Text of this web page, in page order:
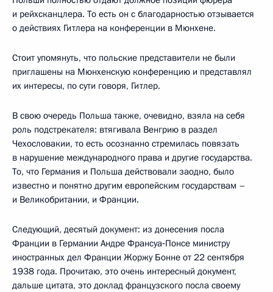
и рейхсканцлера. То есть он с благодарностью отзывается
о действиях Гитлера на конференции в Мюнхене.
Стоит упомянуть, что польские представители не были
приглашены на Мюнхенскую конференцию и представлял
их интересы, по сути говоря, Гитлер.
В свою очередь Польша также, очевидно, взяла на себя
роль подстрекателя: втягивала Венгрию в раздел
Чехословакии, то есть осознанно стремилась повязать
в нарушение международного права и другие государства.
То, что Германия и Польша действовали заодно, было
известно и понятно другим европейским государствам –
и Великобритании, и Франции.
Следующий, десятый документ: из донесения посла
Франции в Германии Андре Франсуа‑Понсе министру
иностранных дел Франции Жоржу Бонне от 22 сентября
1938 года. Прочитаю, это очень интересный документ,
дальше цитата, это доклад французского посла своему